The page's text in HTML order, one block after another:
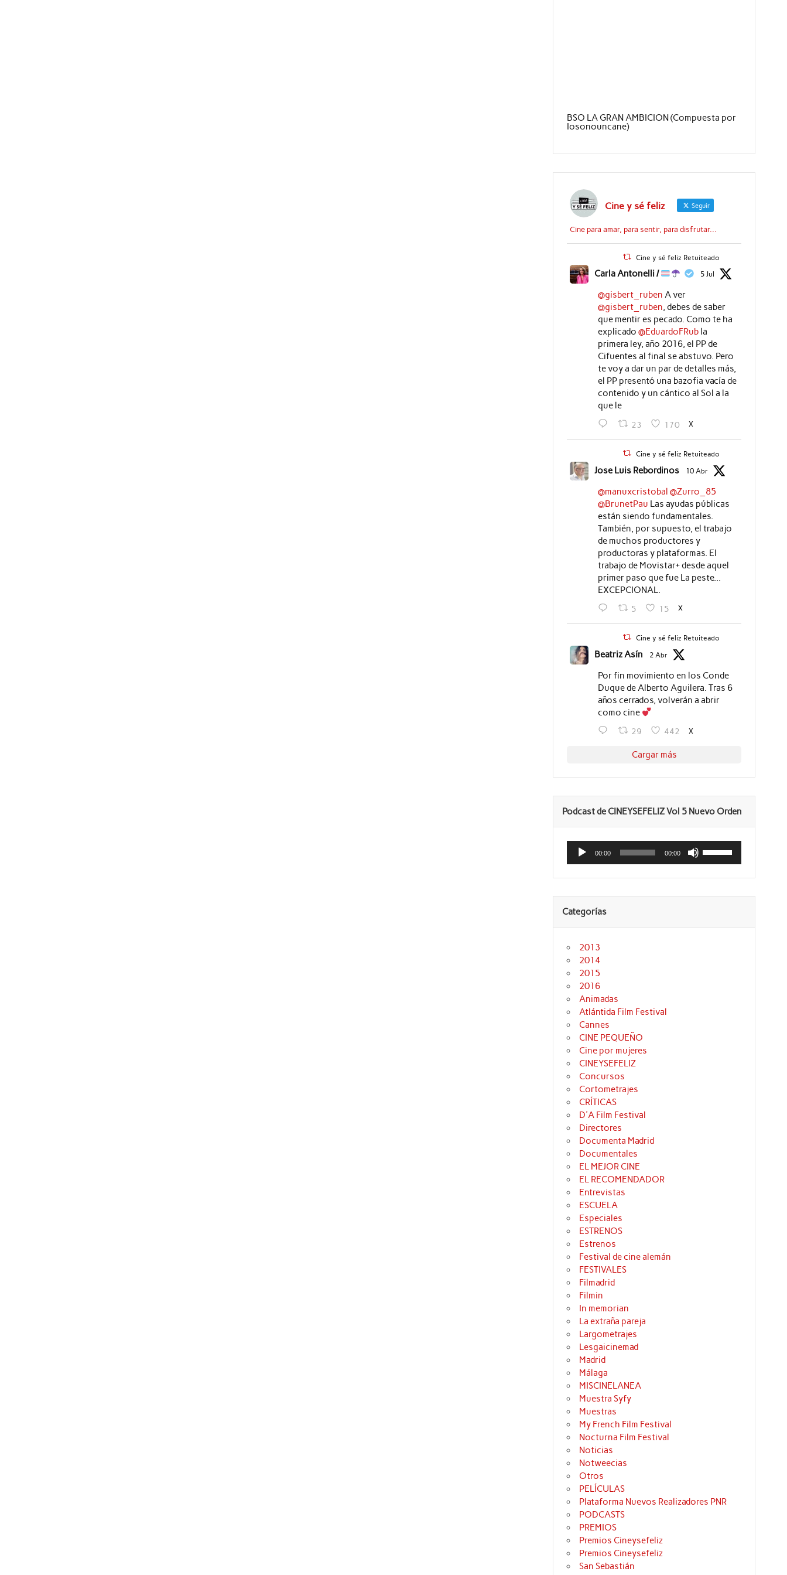
BSO LA GRAN AMBICION (Compuesta por
Iosonouncane)
Cine y sé feliz Seguir
Cine para amar, para sentir, para disfrutar...
Cine y sé feliz Retuiteado
Carla Antonelli / 5 Jul
@gisbert_ruben A ver
@gisbert_ruben, debes de saber
que mentir es pecado. Como te ha
explicado @EduardoFRubla
primera ley, año 2016, el PP de
Cifuentes al final se abstuvo. Pero
te voy a dar un par de detalles más,
el PP presentó una bazofia vacía de
contenido y un cántico al Sol a la
que le
23 170 X
Cine y sé feliz Retuiteado
Jose Luis Rebordinos 10 Abr
@manuxcristobal @Zurro_85
@BrunetPau Las ayudas públicas
están siendo fundamentales.
También, por supuesto, el trabajo
de muchos productores y
productoras y plataformas. El
trabajo de Movistar+ desde aquel
primer paso que fue La peste...
EXCEPCIONAL.
5 15 X
Cine y sé feliz Retuiteado
Beatriz Asín 2 Abr
Por fin movimiento en los Conde
Duque de Alberto Aguilera. Tras 6
años cerrados, volverán a abrir
como cine
29 442 X
Cargar más
Podcast de CINEYSEFELIZ Vol 5 Nuevo Orden
Reproductor
audio
00:00 00:00
las
teclas
flecha
para
Categorías
2013
2014
2015
2016
Animadas
Atlántida Film Festival
Cannes
CINE PEQUEÑO
Cine por mujeres
CINEYSEFELIZ
Concursos
Cortometrajes
CRÍTICAS
D'A Film Festival
Directores
Documenta Madrid
Documentales
EL MEJOR CINE
EL RECOMENDADOR
Entrevistas
ESCUELA
Especiales
ESTRENOS
Estrenos
Festival de cine alemán
FESTIVALES
Filmadrid
Filmin
In memorian
La extraña pareja
Largometrajes
Lesgaicinemad
Madrid
Málaga
MISCINELANEA
Muestra Syfy
Muestras
My French Film Festival
Nocturna Film Festival
Noticias
Notweecias
Otros
PELÍCULAS
Plataforma Nuevos Realizadores PNR
PODCASTS
PREMIOS
Premios Cineysefeliz
Premios Cineysefeliz
San Sebastián